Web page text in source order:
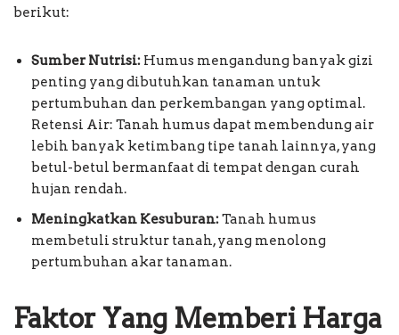
berikut:
Sumber Nutrisi: Humus mengandung banyak gizi
penting yang dibutuhkan tanaman untuk
pertumbuhan dan perkembangan yang optimal.
Retensi Air: Tanah humus dapat membendung air
lebih banyak ketimbang tipe tanah lainnya, yang
betul-betul bermanfaat di tempat dengan curah
hujan rendah.
Meningkatkan Kesuburan:Tanah humus
membetuli struktur tanah, yang menolong
pertumbuhan akar tanaman.
Faktor Yang Memberi Harga